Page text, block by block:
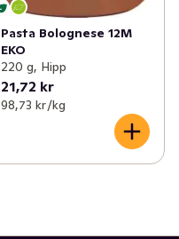
Pasta Bolognese 12M
EKO
220 g, Hipp
21,72 kr
98,73 kr /kg